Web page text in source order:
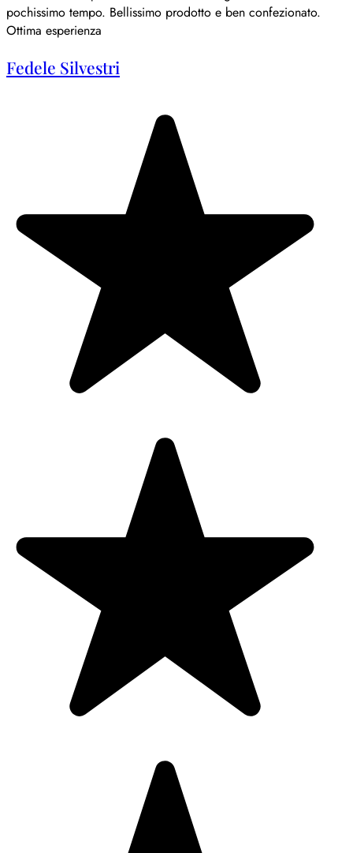
pochissimo tempo. Bellissimo prodotto e ben confezionato.
Ottima esperienza
Fedele Silvestri